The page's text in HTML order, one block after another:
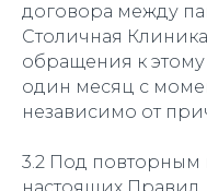
договора между
Столичная
обращения к
один месяц с
независимо от
3.2 Под